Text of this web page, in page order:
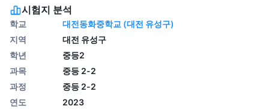
시험지 분석
학교
대전동화중학교 (대전 유성구)
지역
대전 유성구
학년
중등2
과목
중등 2-2
과정
중등 2-2
연도
2023